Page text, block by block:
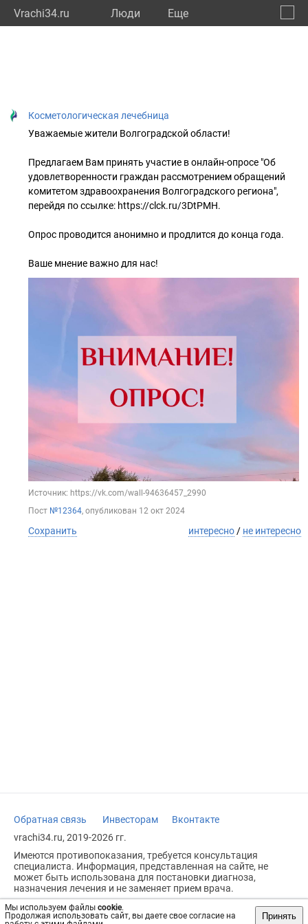
Vrachi34.ru Люди Eще
Мы используем файлы cookie.
Продолжая использовать сайт, вы даете свое согласие на
Принять
Косметологическая лечебница
Уважаемые жители Волгоградской области!
Предлагаем Вам принять участие в онлайн-опросе "Об
удовлетворенности граждан рассмотрением обращений
комитетом здравоохранения Волгоградского региона",
перейдя по ссылке: https://clck.ru/3DtPMH.
Опрос проводится анонимно и продлится до конца года.
Ваше мнение важно для нас!
Источник: https://vk.com/wall-94636457_2990
Пост №12364, опубликован 12 окт 2024
Сохранить интересно / не интересно
Обратная связь Инвесторам
Вконтакте
vrachi34.ru, 2019-2026 гг.
Имеются противопоказания, требуется консультация
специалиста. Информация, представленная на сайте, не
может быть использована для постановки диагноза,
назначения лечения и не заменяет прием врача.
Возрастное ограничение: 18+